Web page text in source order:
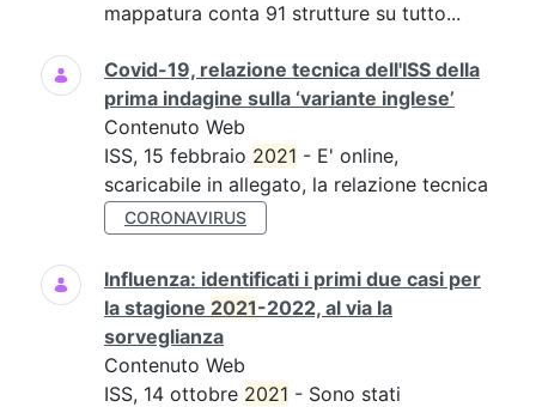
mappatura conta 91 strutture su tutto...
Covid-19, relazione tecnica dell'ISS della
prima indagine sulla ‘variante inglese’
Contenuto Web
ISS, 15 febbraio 2021 - E' online,
scaricabile in allegato, la relazione tecnica
CORONAVIRUS
Influenza: identificati i primi due casi per
la stagione 2021-2022, al via la
sorveglianza
Contenuto Web
ISS, 14 ottobre 2021 - Sono stati